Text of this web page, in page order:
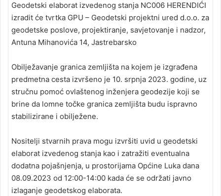
Geodetski elaborat izvedenog stanja NC006 HERENDIĆI
izradit će tvrtka GPU – Geodetski projektni ured d.o.o. za
geodetske poslove, projektiranje, savjetovanje i nadzor,
Antuna Mihanovića 14, Jastrebarsko
Obilježavanje granica zemljišta na kojem je izgrađena
predmetna cesta izvršeno je 10. srpnja 2023. godine, uz
stručnu pomoć ovlaštenog inženjera geodezije koji se
brine da lomne točke granica zemljišta budu ispravno
stabilizirane i obilježene.
Nositelji stvarnih prava mogu izvršiti uvid u geodetski
elaborat izvedenog stanja kao i zatražiti eventualna
dodatna pojašnjenja, u prostorijama Općine Luka dana
08.09.2023 od 12:00-14:00 kada će se održati javno
izlaganje geodetskog elaborata.